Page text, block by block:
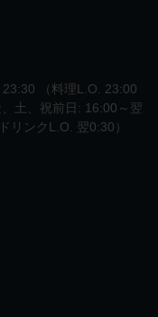
（料理L.O. 23:00
土、祝前日: 16:00～翌
リンクL.O. 翌0:30）